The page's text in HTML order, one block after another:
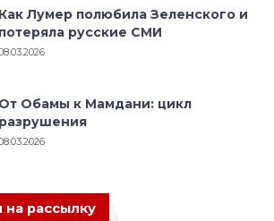
Как Лумер полюбила Зеленского и
потеряла русские СМИ
От Обамы к Мамдани: цикл
разрушения
на рассылку